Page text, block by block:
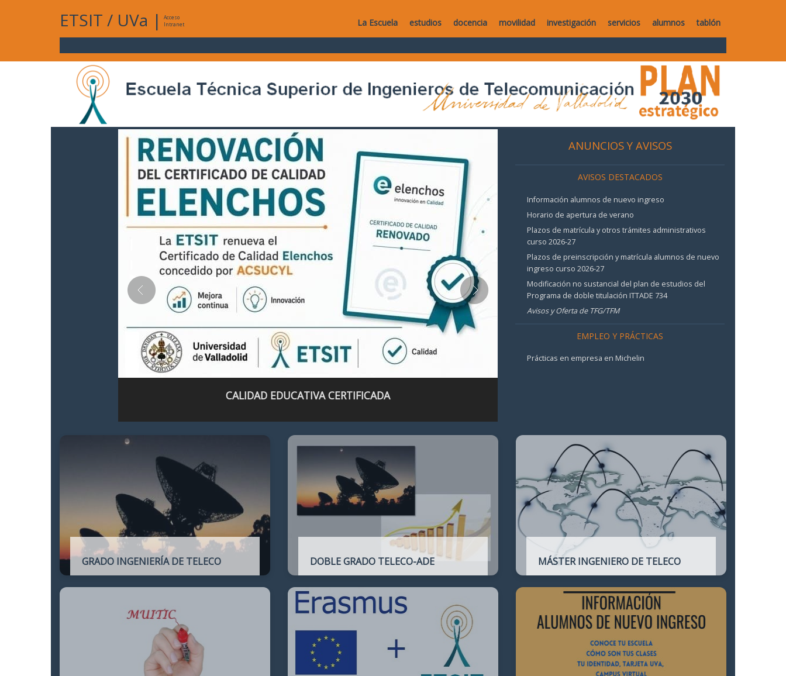
ETSIT / UVa |
Acceso
Intranet
La Escuela estudios docencia movilidad investigación servicios alumnos tablón
CALIDAD EDUCATIVA CERTIFICADA
ANUNCIOS Y AVISOS
AVISOS DESTACADOS
Información alumnos de nuevo ingreso
Horario de apertura de verano
Plazos de matrícula y otros trámites administrativos
curso 2026-27
Plazos de preinscripción y matrícula alumnos de nuevo
ingreso curso 2026-27
Modificación no sustancial del plan de estudios del
Programa de doble titulación ITTADE 734
Avisos y Oferta de TFG/TFM
EMPLEO Y PRÁCTICAS
Prácticas en empresa en Michelin
GRADO INGENIERÍA DE TELECO DOBLE GRADO TELECO-ADE
Ingeniería de Telecomunicación con la de
Administración y Dirección de Empresas
MÁSTER INGENIERO DE TELECO
profesionales del Ingeniero de
Telecomunicación y que habilita para el
ejercicio de la profesión.